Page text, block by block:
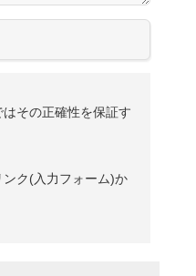
その正確性を保証す
ク(入力フォーム)か